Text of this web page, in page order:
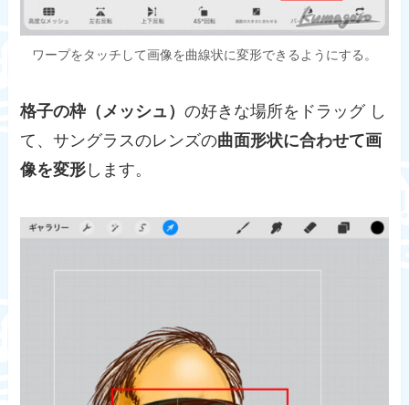
ワープをタッチして画像を曲線状に変形できるようにする。
格子の枠（メッシュ）の好きな場所をドラッグ し
て、サングラスのレンズの曲面形状に合わせて画
像を変形 します。